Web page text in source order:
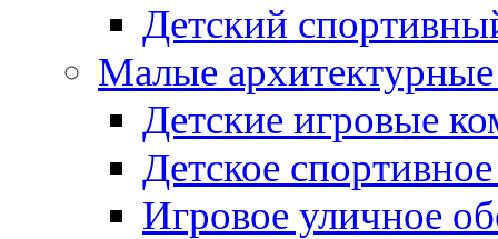
Детский
Малые
Детские игровые
Детское
Игровое уличное